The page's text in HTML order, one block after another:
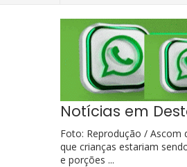
Notícias em
Foto: Reprodução / Ascom
que crianças estariam
e porções ...